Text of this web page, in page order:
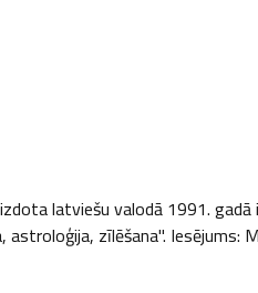
latviešu valodā 1991.
zīlēšana".